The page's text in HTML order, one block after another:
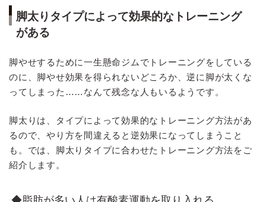
脚太りタイプによって効果的なトレーニング
がある
脚やせするために一生懸命ジムでトレーニングをしている
のに、脚やせ効果を得られないどころか、逆に脚が太くな
ってしまった……なんて残念な人もいるようです。
脚太りは、タイプによって効果的なトレーニング方法があ
るので、やり方を間違えると逆効果になってしまうこと
も。では、脚太りタイプに合わせたトレーニング方法をご
紹介します。